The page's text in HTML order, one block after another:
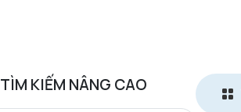
TÌM KIẾM NÂNG CAO